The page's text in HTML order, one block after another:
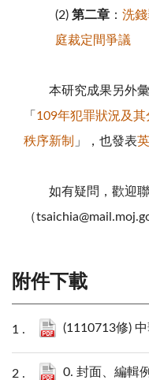
(2) 第二章 ： 洗
庭裁定間爭議
本研究成果另外彙
「 109年犯罪狀況及
秩序新制 」，也發表
如有疑問，歡迎聯
（
附件下載
(1110713修) 中華民國
0. 封面、編輯